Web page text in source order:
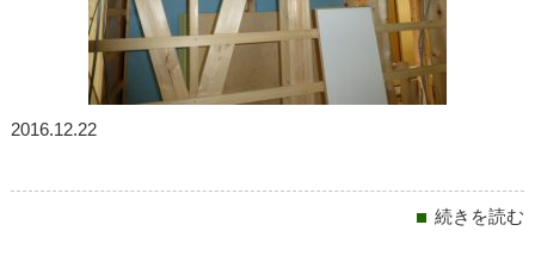
2016.12.22
続きを読む